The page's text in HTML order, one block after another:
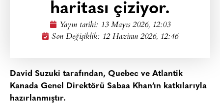
haritası çiziyor.
Yayın tarihi: 13 Mayıs 2026, 12:03
Son Değişiklik: 12 Haziran 2026, 12:46
David Suzuki tarafından, Quebec ve Atlantik
Kanada Genel Direktörü Sabaa Khan’ın katkılarıyla
hazırlanmıştır.